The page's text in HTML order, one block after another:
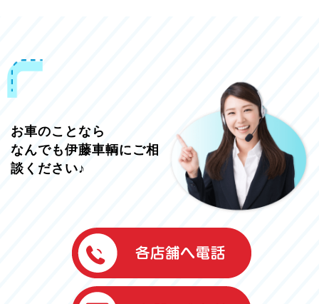
お車のことなら
なんでも伊藤車輌にご相
談ください♪
伊藤車輌（本社）
050-5851-0337
グッドワン浜松
050-5851-0338